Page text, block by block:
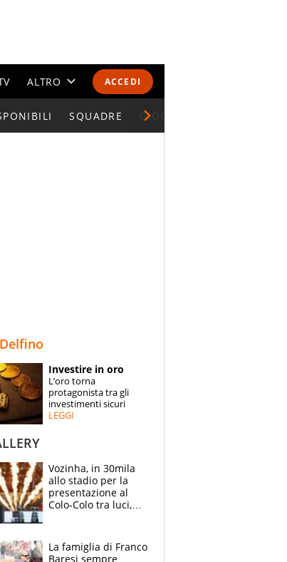
ACCEDI
ALTRO
CALENDARI E CLASSIFICHE
ESPERTI
CONTATTI
SQUADRE GIOCATORI SERIE A
Investire in oro
L’oro torna
protagonista tra gli
investimenti sicuri
LEGGI
Vozinha, in 30mila
allo stadio per la
presentazione al
Colo-Colo tra luci,
La famiglia di Franco
Baresi sempre